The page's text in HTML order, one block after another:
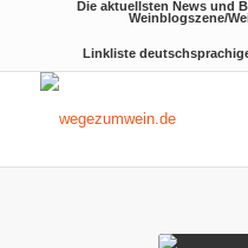
Die aktuellsten News und
Weinblogszene/
Linkliste